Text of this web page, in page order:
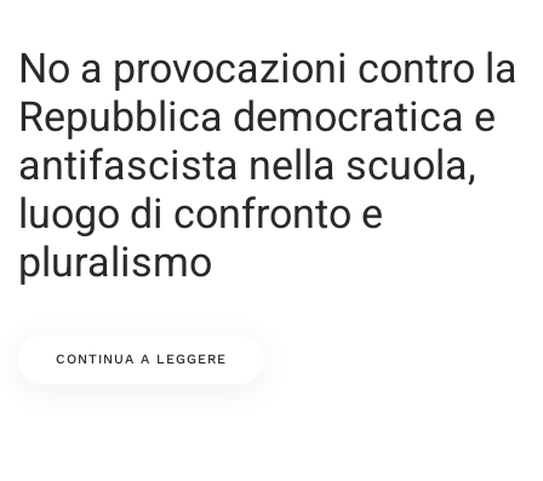
No a provocazioni contro la
Repubblica democratica e
antifascista nella scuola,
luogo di confronto e
pluralismo
CONTINUA A LEGGERE